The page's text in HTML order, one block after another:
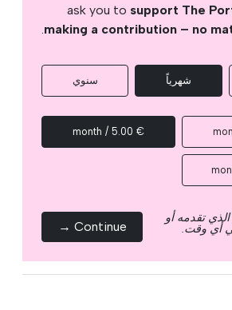
ask you to support The
making a contribution – no
.
شهرياً سنوي
€ 5.00 / month
الذي تقدمه أو
أي وقت. Continue →